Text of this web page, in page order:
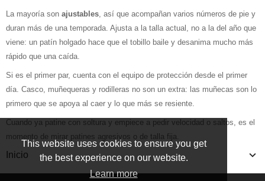
This website uses cookies to ensure you get
the best experience on our website.
Learn more
Inicio
La mayoría son ajustables , así que acompañan varios números de pie y
duran más de una temporada. Ajusta a la talla actual, no a la del año que
viene: un patín holgado hace que el tobillo baile y desanima mucho más
rápido que una caída.
Si es el primer par, cuenta con el equipo de protección desde el primer
día. Casco, muñequeras y rodilleras no son un extra: las muñecas son lo
primero que se apoya al caer y lo que más se resiente.
Cuando ya patine con soltura y empiece a pedir velocidad o saltos, es el
momento de mirar patines agresivos o de talla fija.